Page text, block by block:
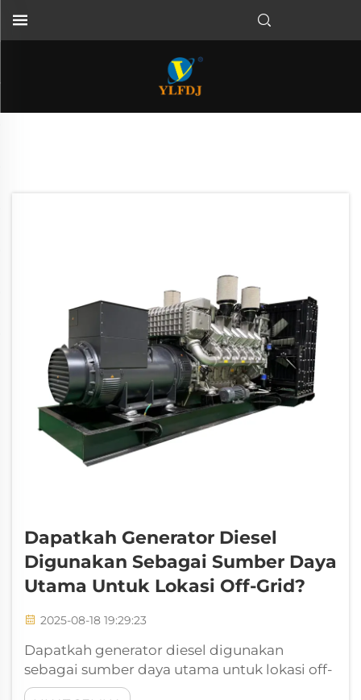
Dapatkah Generator Diesel
Digunakan Sebagai Sumber Daya
Utama Untuk Lokasi Off-Grid?
2025-08-18 19:29:23
Dapatkah generator diesel digunakan
sebagai sumber daya utama untuk lokasi off-
grid? Listrik sangat penting untuk kehidupan